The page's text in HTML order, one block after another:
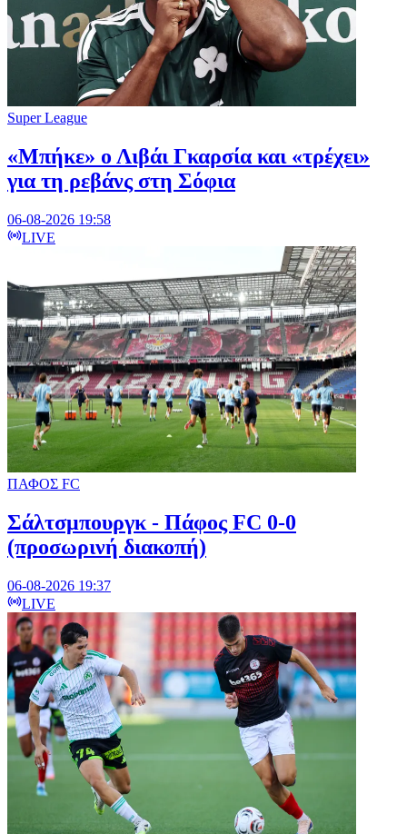
Super League
«Μπήκε» ο Λιβάι Γκαρσία και «τρέχει»
για τη ρεβάνς στη Σόφια
06-08-2026 19:58
LIVE
ΠΑΦΟΣ FC
Σάλτσμπουργκ - Πάφος FC 0-0
(προσωρινή διακοπή)
06-08-2026 19:37
LIVE